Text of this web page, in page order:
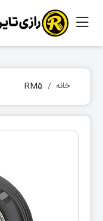
خانه RM5